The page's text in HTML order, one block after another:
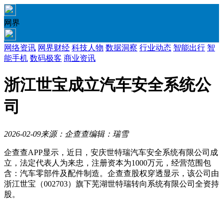
网界
网络资讯 网界财经 科技人物 数据洞察 行业动态 智能出行 智
能手机 数码极客 商业资讯
浙江世宝成立汽车安全系统公
司
2026-02-09来源：企查查编辑：瑞雪
企查查APP显示，近日，安庆世特瑞汽车安全系统有限公司成
立，法定代表人为来忠，注册资本为1000万元，经营范围包
含：汽车零部件及配件制造。企查查股权穿透显示，该公司由
浙江世宝（002703）旗下芜湖世特瑞转向系统有限公司全资持
股。